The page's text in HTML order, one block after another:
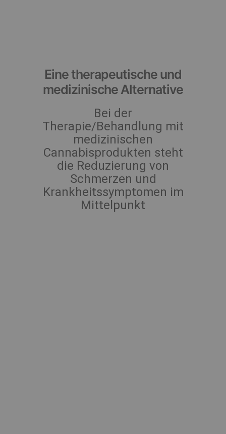
Eine therapeutische und
medizinische Alternative
Bei der
Therapie/Behandlung mit
medizinischen
Cannabisprodukten steht
die Reduzierung von
Schmerzen und
Krankheitssymptomen im
Mittelpunkt